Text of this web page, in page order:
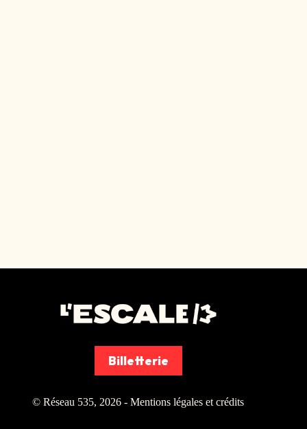
Billetterie
© Réseau 535, 2026 -Mentions légales et crédits